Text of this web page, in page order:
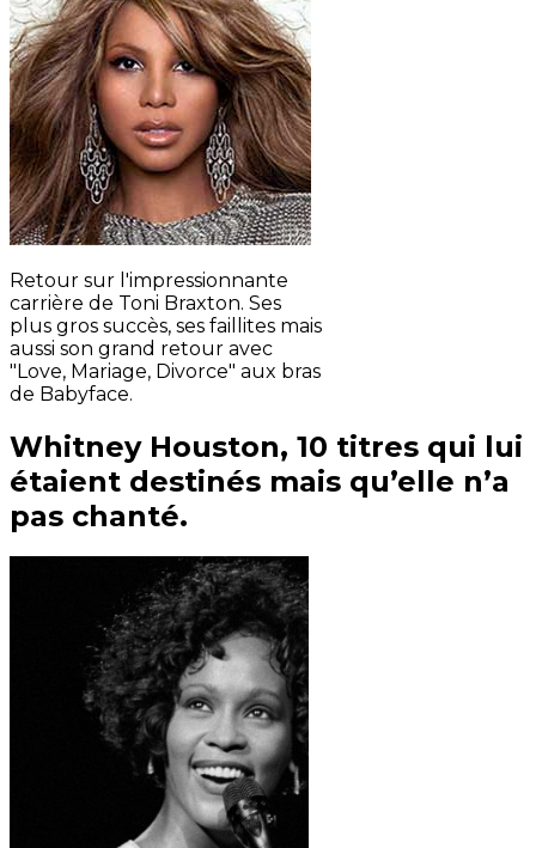
Retour sur l'impressionnante
carrière de Toni Braxton. Ses
plus gros succès, ses faillites mais
aussi son grand retour avec
"Love, Mariage, Divorce" aux bras
de Babyface.
Whitney Houston, 10 titres qui lui
étaient destinés mais qu’elle n’a
pas chanté.